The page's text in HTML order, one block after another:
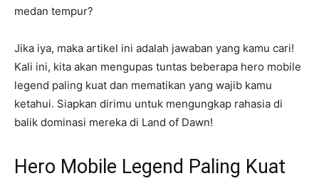
medan tempur?
Jika iya, maka artikel ini adalah jawaban yang kamu cari!
Kali ini, kita akan mengupas tuntas beberapa hero mobile
legend paling kuat dan mematikan yang wajib kamu
ketahui. Siapkan dirimu untuk mengungkap rahasia di
balik dominasi mereka di Land of Dawn!
Hero Mobile Legend Paling Kuat